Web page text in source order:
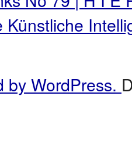
Künstliche
by WordPress.